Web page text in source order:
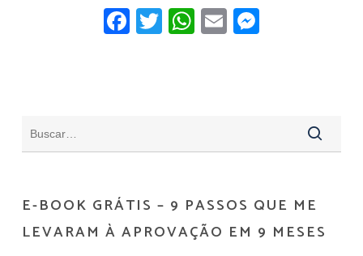
Facebook
TwitterWhatsApp
Email
E-BOOK GRÁTIS – 9 PASSOS QUE ME
LEVARAM À APROVAÇÃO EM 9 MESES